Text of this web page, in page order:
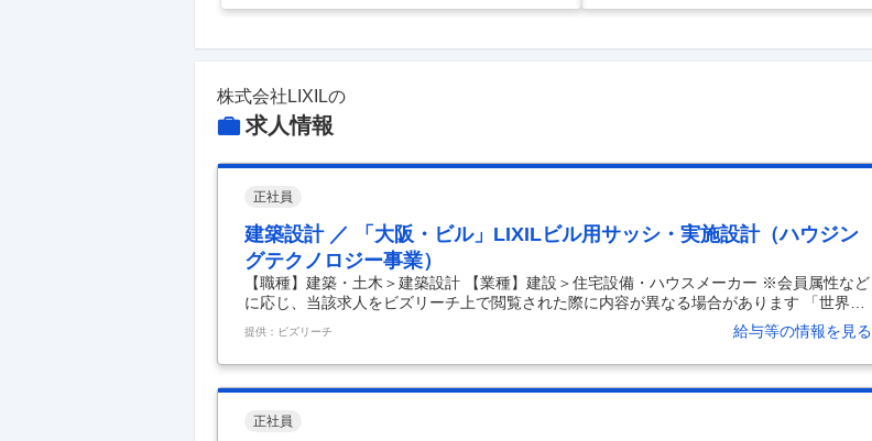
株式会社LIXILの
求人情報
正社員
建築設計 ／ 「大阪・ビル」LIXILビル用サッシ・実施設計（ハウジン
グテクノロジー事業）
【職種】建築・土木＞建築設計 【業種】建設＞住宅設備・ハウスメーカー ※会員属性など
に応じ、当該求人をビズリーチ上で閲覧された際に内容が異なる場合があります 「世界中
の誰もが願う、豊かで快適な住まいの実現」 LIXILは日本のものづくりの伝統を礎に、世界
をリードする技術やイノベーションで、 日々の暮らしの課題を解決する高品質な製品をグ
ローバルに提供しています。 今回はハウジングテクノロジー事業で下記の新たなメンバー
計職” ■職務概要
提供：ビズリーチ 給与等の情報を見る
正社員